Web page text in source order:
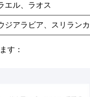
エル、ラオス
ジアラビア、スリランカ
す：